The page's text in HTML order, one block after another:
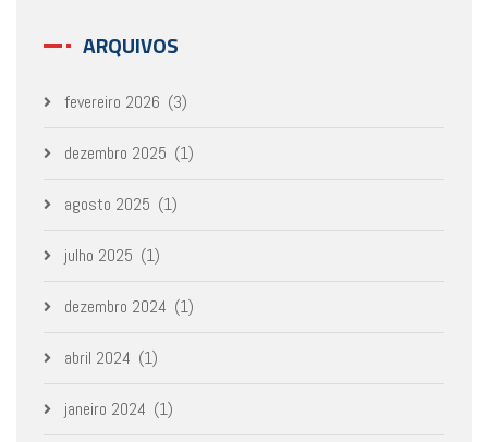
ARQUIVOS
fevereiro 2026 (3)
dezembro 2025 (1)
agosto 2025 (1)
julho 2025 (1)
dezembro 2024 (1)
abril 2024 (1)
janeiro 2024 (1)